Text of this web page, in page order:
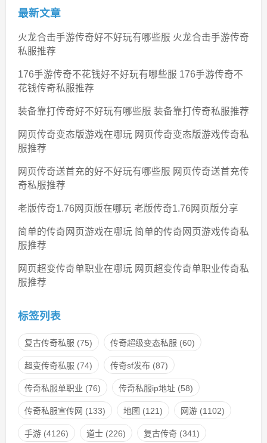
最新文章
火龙合击手游传奇好不好玩有哪些服 火龙合击手游传奇
私服推荐
176手游传奇不花钱好不好玩有哪些服 176手游传奇不
花钱传奇私服推荐
装备靠打传奇好不好玩有哪些服 装备靠打传奇私服推荐
网页传奇变态版游戏在哪玩 网页传奇变态版游戏传奇私
服推荐
网页传奇送首充的好不好玩有哪些服 网页传奇送首充传
奇私服推荐
老版传奇1.76网页版在哪玩 老版传奇1.76网页版分享
简单的传奇网页游戏在哪玩 简单的传奇网页游戏传奇私
服推荐
网页超变传奇单职业在哪玩 网页超变传奇单职业传奇私
服推荐
标签列表
复古传奇私服 (75) 传奇超级变态私服 (60)
超变传奇私服 (74) 传奇sf发布(87)
传奇私服单职业 (76) 传奇私服ip地址(58)
传奇私服宣传网 (133) 地图 (121) 网游(1102)
手游(4126) 道士(226) 复古传奇(341)